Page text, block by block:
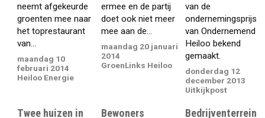
neemt afgekeurde
groenten mee naar
het toprestaurant
van...
maandag 10
februari 2014
Heiloo Energie
ermee en de partij
doet ook niet meer
mee aan de...
maandag 20 januari
2014
GroenLinks Heiloo
van de
ondernemingsprijs
van Ondernemend
Heiloo bekend
gemaakt.
donderdag 12
december 2013
Uitkijkpost
Twee huizen in
Bewoners
Bedrijventerrein